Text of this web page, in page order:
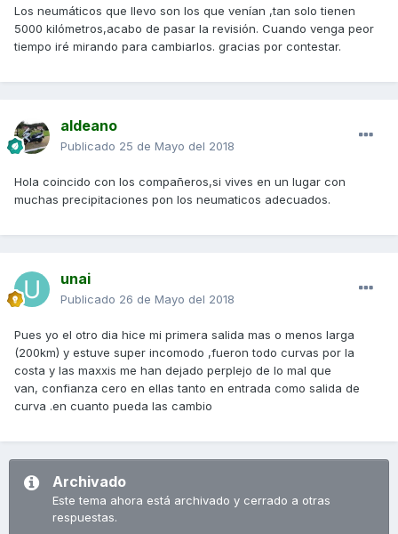
Los neumáticos que llevo son los que venían ,tan solo tienen
5000 kilómetros,acabo de pasar la revisión. Cuando venga peor
tiempo iré mirando para cambiarlos. gracias por contestar.
aldeano
Publicado 25 de Mayo del 2018
Hola coincido con los compañeros,si vives en un lugar con
muchas precipitaciones pon los neumaticos adecuados.
unai
Publicado 26 de Mayo del 2018
Pues yo el otro dia hice mi primera salida mas o menos larga
(200km) y estuve super incomodo ,fueron todo curvas por la
costa y las maxxis me han dejado perplejo de lo mal que
van, confianza cero en ellas tanto en entrada como salida de
curva .en cuanto pueda las cambio
Archivado
Este tema ahora está archivado y cerrado a otras
respuestas.